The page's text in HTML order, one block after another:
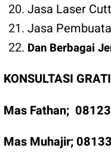
Jasa Laser
Jasa
Dan Berbagai
KONSULTASI
Mas Fathan;
Mas Muhajir;